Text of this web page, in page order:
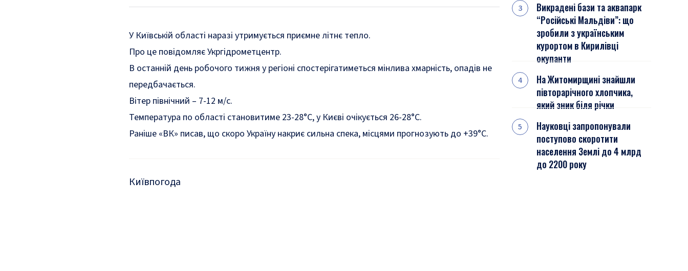
У Київській області наразі утримується приємне літнє тепло.
Про це повідомляєУкргідрометцентр.
В останній день робочого тижня у регіоні спостерігатиметься мінлива хмарність, опадів не
передбачається.
Вітер північний – 7-12 м/с.
Температура по області становитиме 23-28°С, у Києві очікується 26-28°С.
Раніше «ВК» писав, що скоро Україну накриє сильна спека, місцями прогнозують до +39°C.
Київпогода
Викрадені бази та аквапарк
“Російські Мальдіви”: що
зробили з українським
курортом в Кирилівці
окупанти
На Житомирщині знайшли
півторарічного хлопчика,
який зник біля річки
Науковці запропонували
поступово скоротити
населення Землі до 4 млрд
до 2200 року